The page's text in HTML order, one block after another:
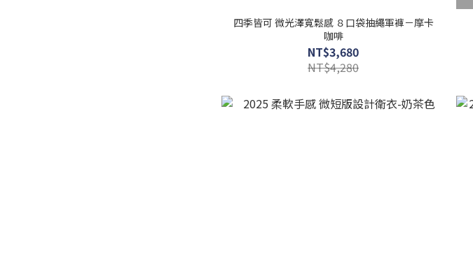
四季皆可 微光澤寬鬆感 ８口袋抽繩軍褲－摩卡
咖啡
NT$3,680
NT$4,280